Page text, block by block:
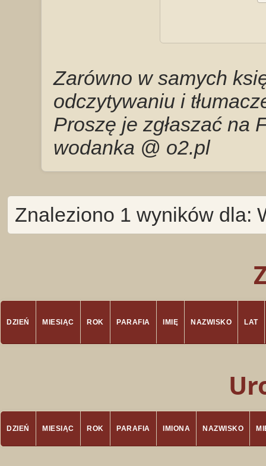
Zarówno w samych
odczytywaniu i
Proszę je zgłaszać na
wodanka @ o2.pl
Znaleziono 1 wyników dla:
DZIEŃ MIESIĄC ROK PARAFIA IMIĘ NAZWISKO LAT
DZIEŃ MIESIĄC ROK PARAFIA IMIONA NAZWISKO